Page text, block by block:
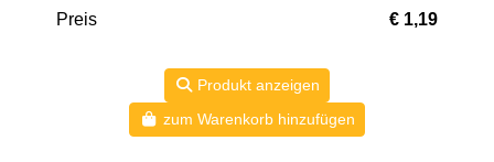
Preis € 1,19
Produkt anzeigen
zum Warenkorb hinzufügen